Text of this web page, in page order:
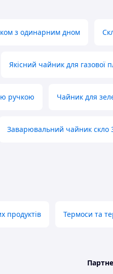
з одинарним дном
Якісний чайник для газової
ручкою Чайник для
Заварювальний чайник скло
продуктів Термоси та